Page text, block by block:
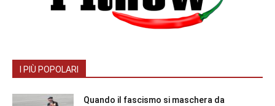
I PIÙ POPOLARI
Quando il fascismo si maschera da